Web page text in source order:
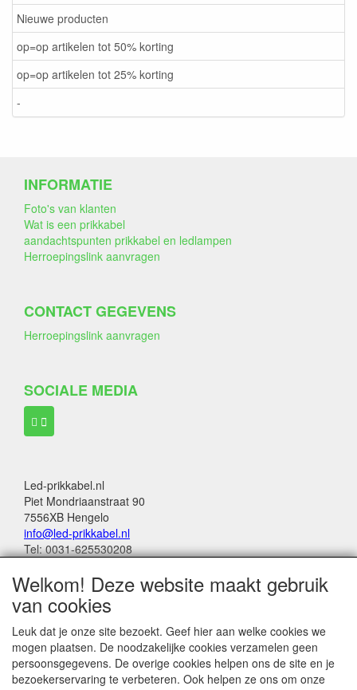
Nieuwe producten
op=op artikelen tot 50% korting
op=op artikelen tot 25% korting
-
INFORMATIE
Foto's van klanten
Wat is een prikkabel
aandachtspunten prikkabel en ledlampen
Herroepingslink aanvragen
CONTACT GEGEVENS
Herroepingslink aanvragen
SOCIALE MEDIA
Led-prikkabel.nl
Piet Mondriaanstraat 90
7556XB Hengelo
info@led-prikkabel.nl
Tel: 0031-625530208
BTW no: NL001201144B39
zijn inclusief 21% BTW
Betalingen:
Welkom! Deze website maakt gebruik
van cookies
Leuk dat je onze site bezoekt. Geef hier aan welke cookies we
mogen plaatsen. De noodzakelijke cookies verzamelen geen
persoonsgegevens. De overige cookies helpen ons de site en je
bezoekerservaring te verbeteren. Ook helpen ze ons om onze